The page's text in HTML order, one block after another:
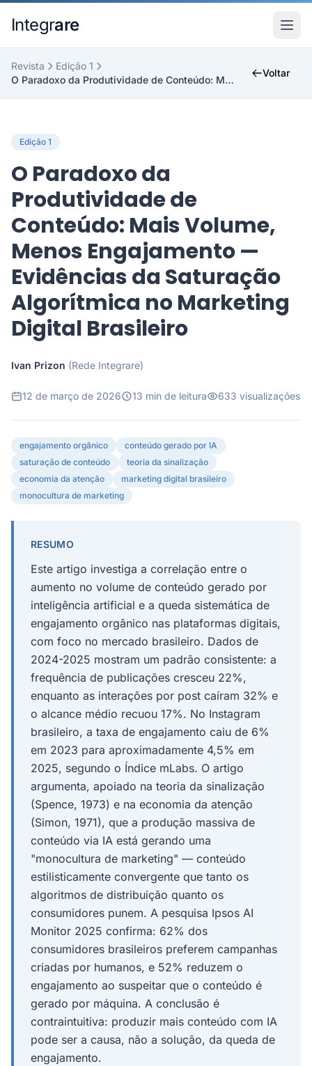
Integrare
Revista
Edição 1
O Paradoxo da Produtividade de Conteúdo: Mais Volu...
Voltar
Edição 1
O Paradoxo da
Produtividade de
Conteúdo: Mais Volume,
Menos Engajamento —
Evidências da Saturação
Algorítmica no Marketing
Digital Brasileiro
Ivan Prizon (Rede Integrare)
12 de março de 2026 13 min de leitura 633 visualizações
engajamento orgânico
conteúdo gerado por IA
saturação de conteúdo
teoria da sinalização
economia da atenção
marketing digital brasileiro
monocultura de marketing
RESUMO
Este artigo investiga a correlação entre o
aumento no volume de conteúdo gerado por
inteligência artificial e a queda sistemática de
engajamento orgânico nas plataformas digitais,
com foco no mercado brasileiro. Dados de
2024-2025 mostram um padrão consistente: a
frequência de publicações cresceu 22%,
enquanto as interações por post caíram 32% e
o alcance médio recuou 17%. No Instagram
brasileiro, a taxa de engajamento caiu de 6%
em 2023 para aproximadamente 4,5% em
2025, segundo o Índice mLabs. O artigo
argumenta, apoiado na teoria da sinalização
(Spence, 1973) e na economia da atenção
(Simon, 1971), que a produção massiva de
conteúdo via IA está gerando uma
"monocultura de marketing" — conteúdo
estilisticamente convergente que tanto os
algoritmos de distribuição quanto os
consumidores punem. A pesquisa Ipsos AI
Monitor 2025 confirma: 62% dos
consumidores brasileiros preferem campanhas
criadas por humanos, e 52% reduzem o
engajamento ao suspeitar que o conteúdo é
gerado por máquina. A conclusão é
contraintuitiva: produzir mais conteúdo com IA
pode ser a causa, não a solução, da queda de
engajamento.